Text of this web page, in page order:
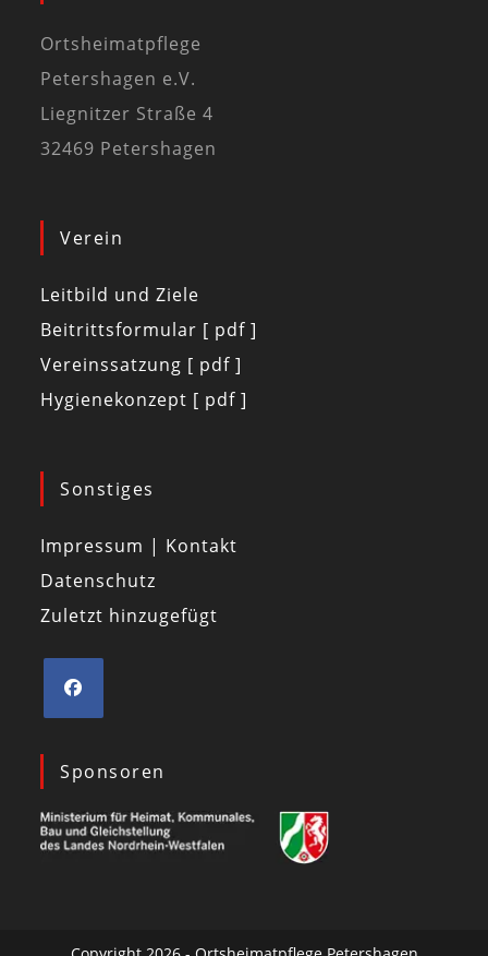
Ortsheimatpflege
Petershagen e.V.
Liegnitzer Straße 4
32469 Petershagen
Verein
Leitbild und Ziele
Beitrittsformular [ pdf ]
Vereinssatzung [ pdf ]
Hygienekonzept [ pdf ]
Sonstiges
Impressum | Kontakt
Datenschutz
Zuletzt hinzugefügt
Sponsoren